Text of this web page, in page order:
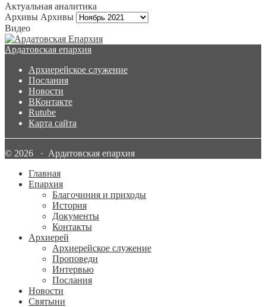
Актуальная аналитика
Архивы Архивы
Видео
Ардатовская епархия
Архиерейское служение
Послания
Новости
ВКонтакте
Rutube
Карта сайта
© 2026 · Ардатовская епархия
Главная
Епархия
Благочиния и приходы
История
Документы
Контакты
Архиерей
Архиерейское служение
Проповеди
Интервью
Послания
Новости
Святыни